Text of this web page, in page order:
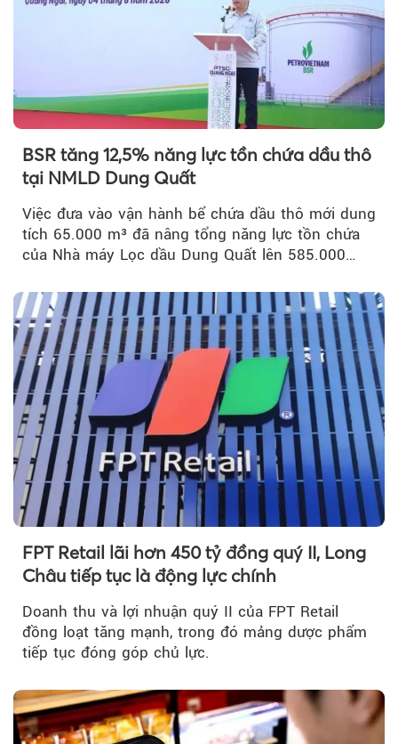
BSR tăng 12,5% năng lực tồn chứa dầu thô
tại NMLD Dung Quất
Việc đưa vào vận hành bể chứa dầu thô mới dung
tích 65.000 m³ đã nâng tổng năng lực tồn chứa
của Nhà máy Lọc dầu Dung Quất lên 585.000
FPT Retail lãi hơn 450 tỷ đồng quý II, Long
Châu tiếp tục là động lực chính
Doanh thu và lợi nhuận quý II của FPT Retail
đồng loạt tăng mạnh, trong đó mảng dược phẩm
tiếp tục đóng góp chủ lực.